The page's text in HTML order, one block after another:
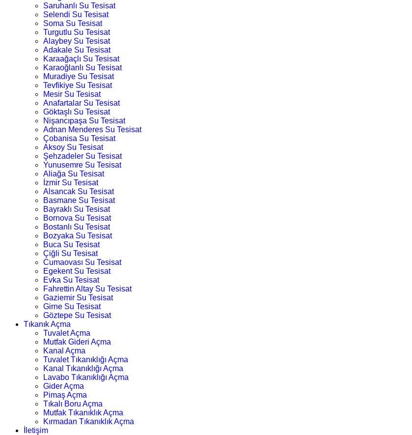
Saruhanlı Su Tesisat
Selendi Su Tesisat
Soma Su Tesisat
Turgutlu Su Tesisat
Alaybey Su Tesisat
Adakale Su Tesisat
Karaağaçlı Su Tesisat
Karaoğlanlı Su Tesisat
Muradiye Su Tesisat
Tevfikiye Su Tesisat
Mesir Su Tesisat
Anafartalar Su Tesisat
Göktaşlı Su Tesisat
Nişancıpaşa Su Tesisat
Adnan Menderes Su Tesisat
Çobanisa Su Tesisat
Aksoy Su Tesisat
Şehzadeler Su Tesisat
Yunusemre Su Tesisat
Aliağa Su Tesisat
İzmir Su Tesisat
Alsancak Su Tesisat
Basmane Su Tesisat
Bayraklı Su Tesisat
Bornova Su Tesisat
Bostanlı Su Tesisat
Bozyaka Su Tesisat
Buca Su Tesisat
Çiğli Su Tesisat
Cumaovası Su Tesisat
Egekent Su Tesisat
Evka Su Tesisat
Fahrettin Altay Su Tesisat
Gaziemir Su Tesisat
Girne Su Tesisat
Göztepe Su Tesisat
Tıkanık Açma
Tuvalet Açma
Mutfak Gideri Açma
Kanal Açma
Tuvalet Tıkanıklığı Açma
Kanal Tıkanıklığı Açma
Lavabo Tıkanıklığı Açma
Gider Açma
Pimaş Açma
Tıkalı Boru Açma
Mutfak Tıkanıklık Açma
Kırmadan Tıkanıklık Açma
İletişim